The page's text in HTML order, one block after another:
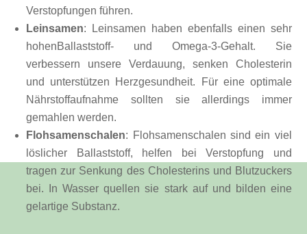
Verstopfungen führen.
Leinsamen: Leinsamen haben ebenfalls einen sehr
hohenBallaststoff- und Omega-3-Gehalt. Sie
verbessern unsere Verdauung, senken Cholesterin
und unterstützen Herzgesundheit. Für eine optimale
Nährstoffaufnahme sollten sie allerdings immer
gemahlen werden.
Flohsamenschalen: Flohsamenschalen sind ein viel
löslicher Ballaststoff, helfen bei Verstopfung und
tragen zur Senkung des Cholesterins und Blutzuckers
bei. In Wasser quellen sie stark auf und bilden eine
gelartige Substanz.